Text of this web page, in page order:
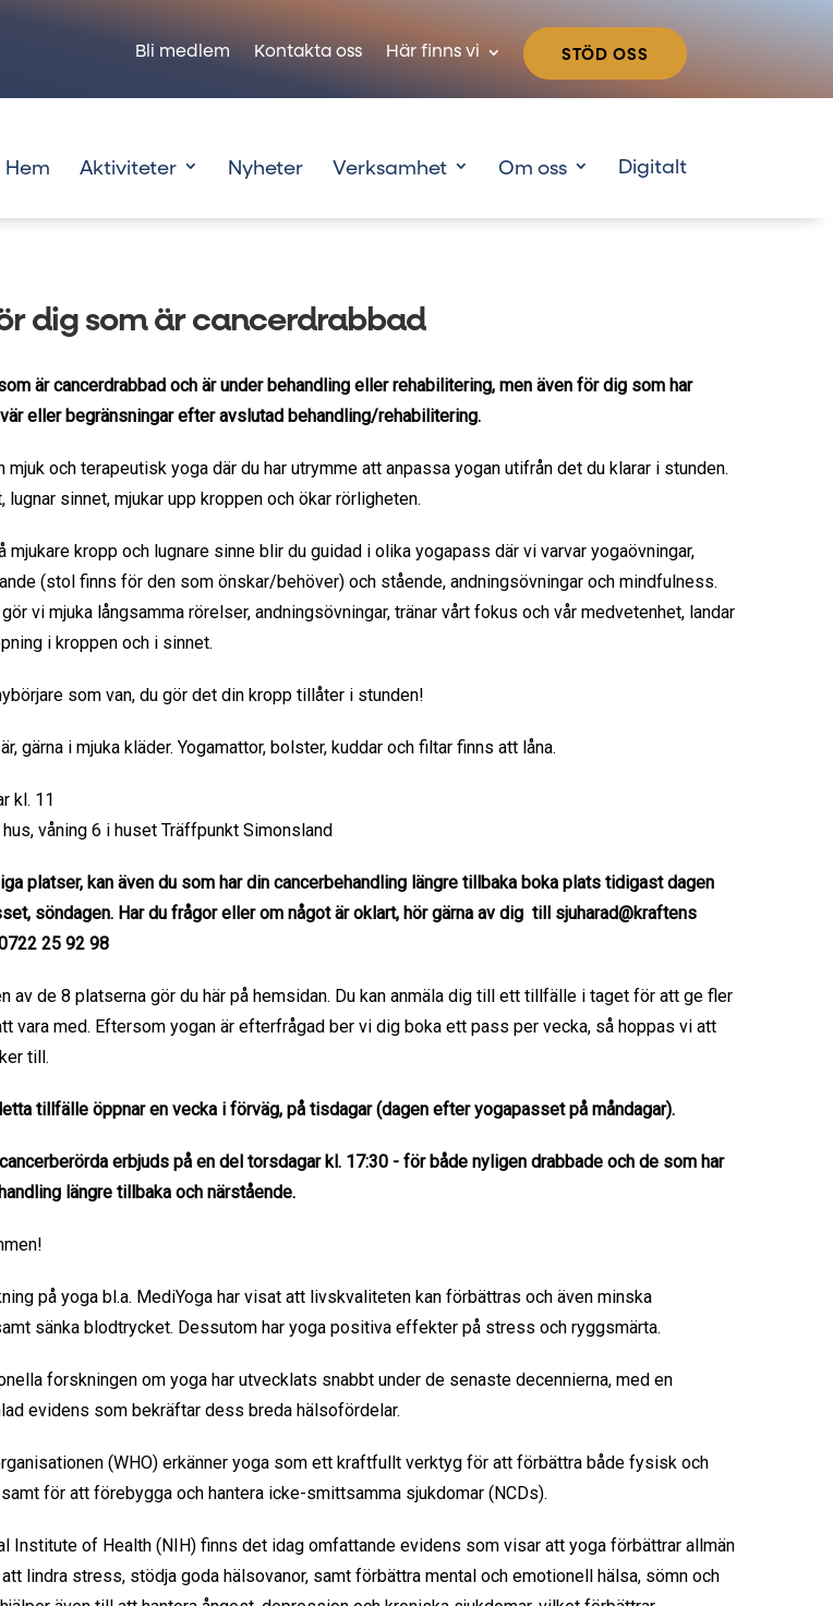
STÖD OSS
Bli medlem Kontakta oss Här finns vi
Hem Aktiviteter Nyheter Verksamhet Om oss
dig som är cancerdrabbad
är cancerdrabbad och är under behandling eller rehabilitering, men även för dig som har
eller begränsningar efter avslutad behandling/rehabilitering.
mjuk och terapeutisk yoga där du har utrymme att anpassa yogan utifrån det du klarar i stunden.
lugnar sinnet, mjukar upp kroppen och ökar rörligheten.
mjukare kropp och lugnare sinne blir du guidad i olika yogapass där vi varvar yogaövningar,
(stol finns för den som önskar/behöver) och stående, andningsövningar och mindfulness.
vi mjuka långsamma rörelser, andningsövningar, tränar vårt fokus och vår medvetenhet, landar
i kroppen och i sinnet.
som van, du gör det din kropp tillåter i stunden!
gärna i mjuka kläder. Yogamattor, bolster, kuddar och filtar finns att låna.
kl. 11
våning 6 i huset Träffpunkt Simonsland
platser, kan även du som har din cancerbehandling längre tillbaka boka plats tidigast dagen
söndagen. Har du frågor eller om något är oklart, hör gärna av dig till sjuharad@kraftens
25 92 98
av de 8 platserna gör du här på hemsidan. Du kan anmäla dig till ett tillfälle i taget för att ge fler
vara med. Eftersom yogan är efterfrågad ber vi dig boka ett pass per vecka, så hoppas vi att
till.
tillfälle öppnar en vecka i förväg, på tisdagar (dagen efter yogapasset på måndagar).
erbjuds på en del torsdagar kl. 17:30 - för både nyligen drabbade och de som har
längre tillbaka och närstående.
på yoga bl.a. MediYoga har visat att livskvaliteten kan förbättras och även minska
sänka blodtrycket. Dessutom har yoga positiva effekter på stress och ryggsmärta.
forskningen om yoga har utvecklats snabbt under de senaste decennierna, med en
evidens som bekräftar dess breda hälsofördelar.
(WHO) erkänner yoga som ett kraftfullt verktyg för att förbättra både fysisk och
för att förebygga och hantera icke-smittsamma sjukdomar (NCDs).
Institute of Health (NIH) finns det idag omfattande evidens som visar att yoga förbättrar allmän
lindra stress, stödja goda hälsovanor, samt förbättra mental och emotionell hälsa, sömn och